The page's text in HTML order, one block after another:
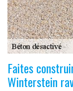
Faites
Winterstein